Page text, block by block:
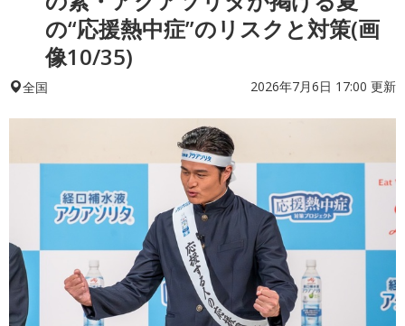
の“応援熱中症”のリスクと対策(画
像10/35)
全国 2026年7月6日 17:00 更新